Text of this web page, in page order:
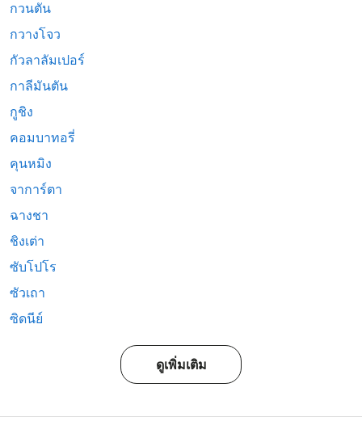
กวนตัน
กวางโจว
กัวลาลัมเปอร์
กาลีมันตัน
กูชิง
คอมบาทอรี่
คุนหมิง
จาการ์ตา
ฉางชา
ชิงเต่า
ซับโปโร
ซัวเถา
ซิดนีย์
ดูเพิ่มเติม